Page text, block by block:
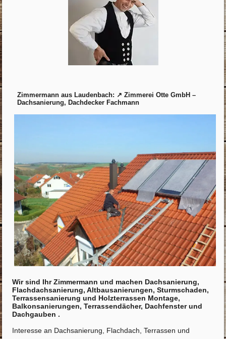
Zimmermann aus Laudenbach: ↗️ Zimmerei Otte GmbH –
Dachsanierung, Dachdecker Fachmann
Wir sind Ihr Zimmermann und machen Dachsanierung,
Flachdachsanierung, Altbausanierungen, Sturmschaden,
Terrassensanierung und Holzterrassen Montage,
Balkonsanierungen, Terrassendächer, Dachfenster und
Dachgauben .
Interesse an Dachsanierung, Flachdach, Terrassen und